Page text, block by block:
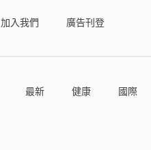
加入我們 廣告刊登
最新 健康 國際